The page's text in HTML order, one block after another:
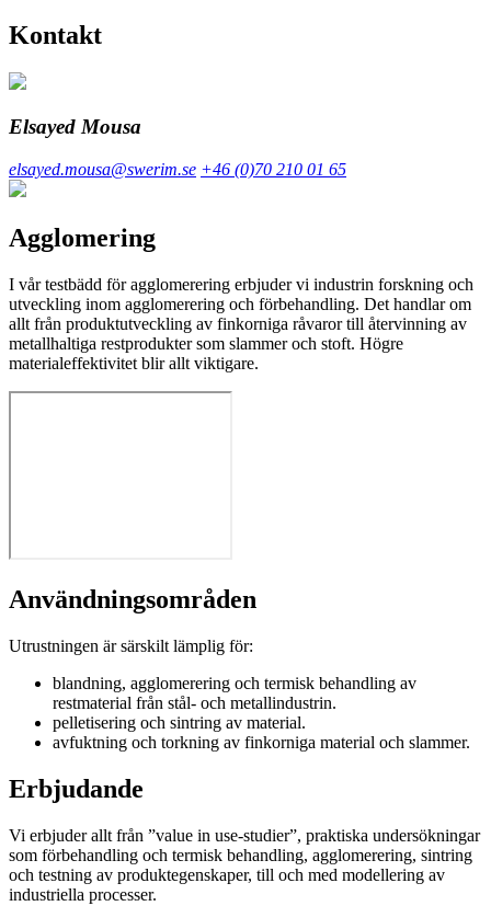
Kontakt
Elsayed Mousa
elsayed.mousa@swerim.se +46 (0)70 210 01 65
Agglomering
I vår testbädd för agglomerering erbjuder vi industrin forskning och
utveckling inom agglomerering och förbehandling. Det handlar om
allt från produktutveckling av finkorniga råvaror till återvinning av
metallhaltiga restprodukter som slammer och stoft. Högre
materialeffektivitet blir allt viktigare.
Användningsområden
Utrustningen är särskilt lämplig för:
blandning, agglomerering och termisk behandling av
restmaterial från stål- och metallindustrin.
pelletisering och sintring av material.
avfuktning och torkning av finkorniga material och slammer.
Erbjudande
Vi erbjuder allt från ”value in use-studier”, praktiska undersökningar
som förbehandling och termisk behandling, agglomerering, sintring
och testning av produktegenskaper, till och med modellering av
industriella processer.